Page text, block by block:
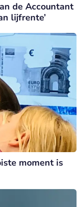
de Accountant
lijfrente’
moment is